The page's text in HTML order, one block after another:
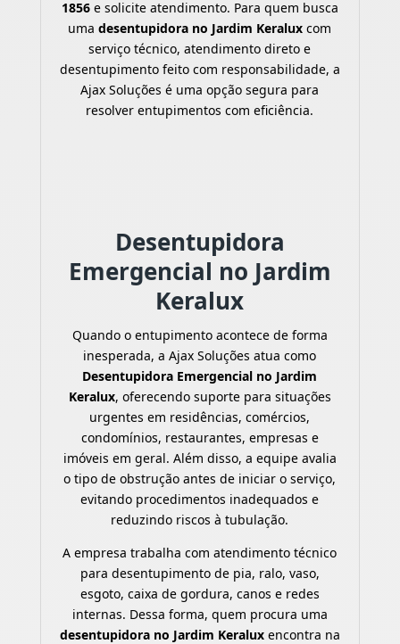
1856e solicite atendimento. Para quem busca
umadesentupidora no Jardim Keralux com
serviço técnico, atendimento direto e
desentupimento feito com responsabilidade, a
Ajax Soluções é uma opção segura para
resolver entupimentos com eficiência.
Desentupidora
Emergencial no Jardim
Keralux
Quando o entupimento acontece de forma
inesperada, a Ajax Soluções atua como
Desentupidora Emergencial no Jardim
Keralux, oferecendo suporte para situações
urgentes em residências, comércios,
condomínios, restaurantes, empresas e
imóveis em geral. Além disso, a equipe avalia
o tipo de obstrução antes de iniciar o serviço,
evitando procedimentos inadequados e
reduzindo riscos à tubulação.
A empresa trabalha com atendimento técnico
para desentupimento de pia, ralo, vaso,
esgoto, caixa de gordura, canos e redes
internas. Dessa forma, quem procura uma
desentupidora no Jardim Keraluxencontra na